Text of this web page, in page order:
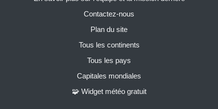
Contactez-nous
Plan du site
Tous les continents
Tous les pays
Capitales mondiales
🧩 Widget météo gratuit